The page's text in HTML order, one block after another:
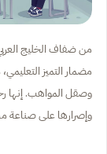
من ضفاف الخليج
مضمار التميز
وصقل المواهب. إنها
وإصرارها على صناعة